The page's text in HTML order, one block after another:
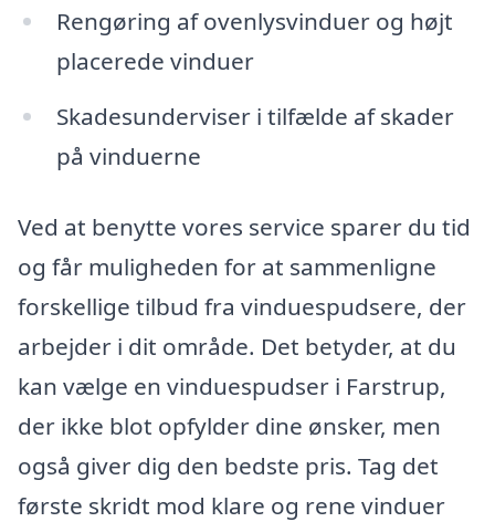
Rengøring af ovenlysvinduer og højt
placerede vinduer
Skadesunderviser i tilfælde af skader
på vinduerne
Ved at benytte vores service sparer du tid
og får muligheden for at sammenligne
forskellige tilbud fra vinduespudsere, der
arbejder i dit område. Det betyder, at du
kan vælge en vinduespudser i Farstrup,
der ikke blot opfylder dine ønsker, men
også giver dig den bedste pris. Tag det
første skridt mod klare og rene vinduer